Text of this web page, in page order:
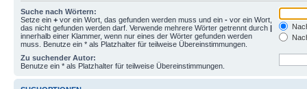
Suche nach Wörtern:
Setze ein + vor ein Wort, das gefunden werden muss und ein - vor ein Wort,
das nicht gefunden werden darf. Verwende mehrere Wörter getrennt durch |
innerhalb einer Klammer, wenn nur eines der Wörter gefunden werden
muss. Benutze ein * als Platzhalter für teilweise Übereinstimmungen.
Zu suchender Autor:
Benutze ein * als Platzhalter für teilweise Übereinstimmungen.